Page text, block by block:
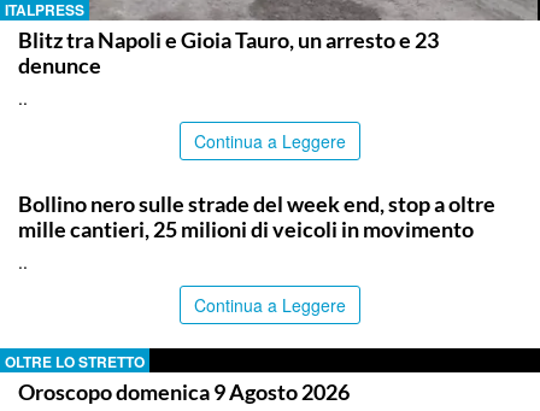
ITALPRESS
Blitz tra Napoli e Gioia Tauro, un arresto e 23
denunce
..
Continua a Leggere
Bollino nero sulle strade del week end, stop a oltre
mille cantieri, 25 milioni di veicoli in movimento
..
Continua a Leggere
OLTRE LO STRETTO
Oroscopo domenica 9 Agosto 2026